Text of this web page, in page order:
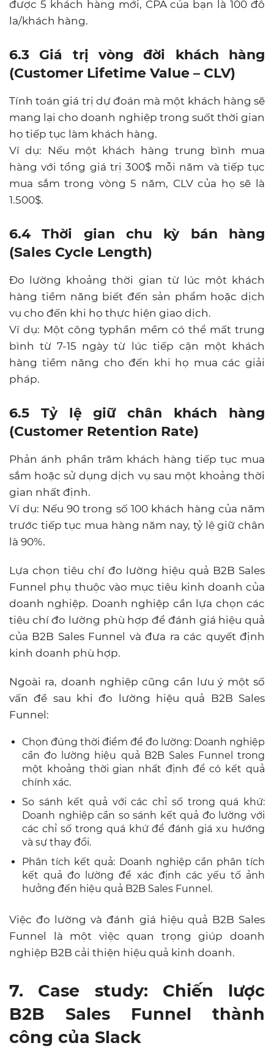
được 5 khách hàng mới, CPA của bạn là 100 đô
la/khách hàng.
6.3 Giá trị vòng đời khách hàng
(Customer Lifetime Value – CLV)
Tính toán giá trị dự đoán mà một khách hàng sẽ
mang lại cho doanh nghiệp trong suốt thời gian
họ tiếp tục làm khách hàng.
Ví dụ: Nếu một khách hàng trung bình mua
hàng với tổng giá trị 300$ mỗi năm và tiếp tục
mua sắm trong vòng 5 năm, CLV của họ sẽ là
1.500$.
6.4 Thời gian chu kỳ bán hàng
(Sales Cycle Length)
Đo lường khoảng thời gian từ lúc một khách
hàng tiềm năng biết đến sản phẩm hoặc dịch
vụ cho đến khi họ thực hiện giao dịch.
Ví dụ: Một công typhần mềm có thể mất trung
bình từ 7-15 ngày từ lúc tiếp cận một khách
hàng tiềm năng cho đến khi họ mua các giải
pháp.
6.5 Tỷ lệ giữ chân khách hàng
(Customer Retention Rate)
Phản ánh phần trăm khách hàng tiếp tục mua
sắm hoặc sử dụng dịch vụ sau một khoảng thời
gian nhất định.
Ví dụ: Nếu 90 trong số 100 khách hàng của năm
trước tiếp tục mua hàng năm nay, tỷ lệ giữ chân
là 90%.
Lựa chọn tiêu chí đo lường hiệu quả B2B Sales
Funnel phụ thuộc vào mục tiêu kinh doanh của
doanh nghiệp. Doanh nghiệp cần lựa chọn các
tiêu chí đo lường phù hợp để đánh giá hiệu quả
của B2B Sales Funnel và đưa ra các quyết định
kinh doanh phù hợp.
Ngoài ra, doanh nghiệp cũng cần lưu ý một số
vấn đề sau khi đo lường hiệu quả B2B Sales
Funnel:
Chọn đúng thời điểm để đo lường: Doanh nghiệp
cần đo lường hiệu quả B2B Sales Funnel trong
một khoảng thời gian nhất định để có kết quả
chính xác.
So sánh kết quả với các chỉ số trong quá khứ:
Doanh nghiệp cần so sánh kết quả đo lường với
các chỉ số trong quá khứ để đánh giá xu hướng
và sự thay đổi.
Phân tích kết quả: Doanh nghiệp cần phân tích
kết quả đo lường để xác định các yếu tố ảnh
hưởng đến hiệu quả B2B Sales Funnel.
Việc đo lường và đánh giá hiệu quả B2B Sales
Funnel là một việc quan trọng giúp doanh
nghiệp B2B cải thiện hiệu quả kinh doanh.
7. Case study: Chiến lược
B2B Sales Funnel thành
công của Slack